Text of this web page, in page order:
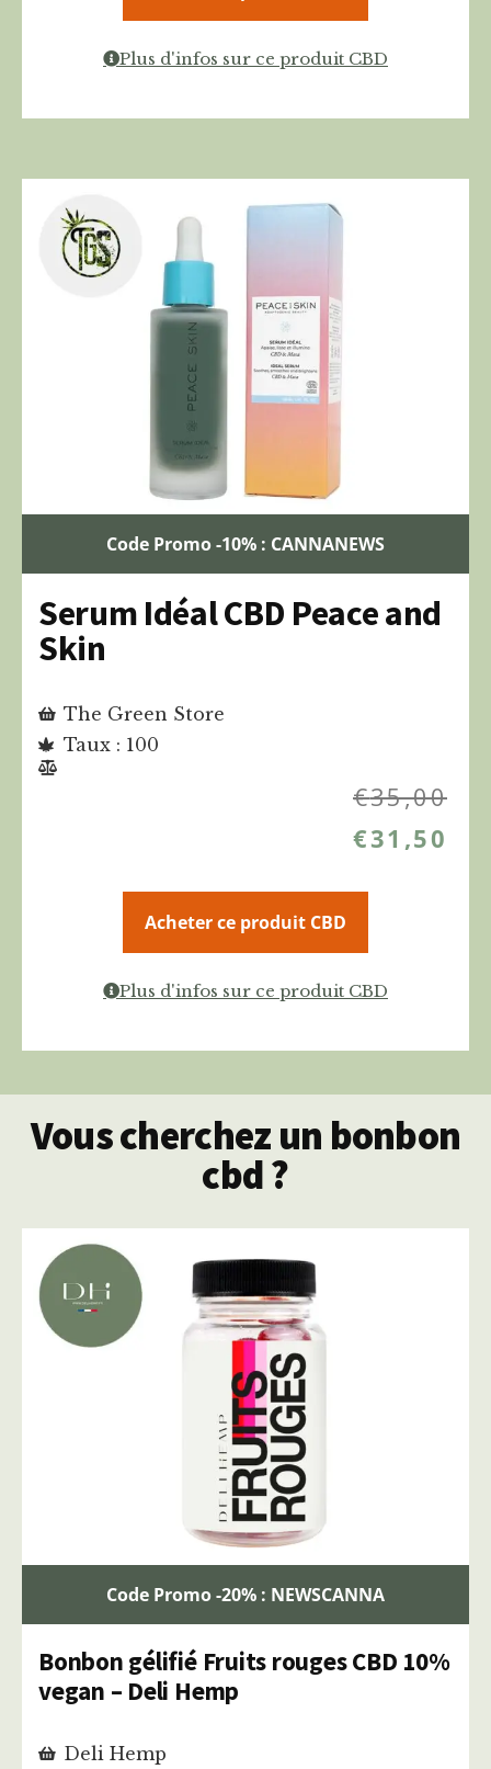
Plus d'infos sur ce produit CBD
Code Promo -10% : CANNANEWS
Serum Idéal CBD Peace and
Skin
The Green Store
Taux : 100
€35,00
€31,50
Acheter ce produit CBD
Plus d'infos sur ce produit CBD
Vous cherchez un bonbon
cbd ?
Code Promo -20% : NEWSCANNA
Bonbon gélifié Fruits rouges CBD 10%
vegan – Deli Hemp
Deli Hemp